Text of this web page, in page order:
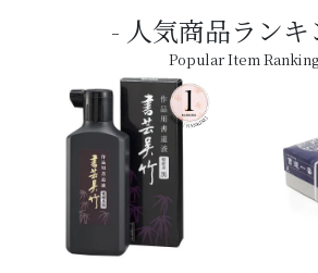
人気商品ランキ
Popular Item Ranking